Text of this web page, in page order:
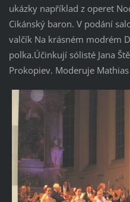
ukázky například z operet
Cikánský baron. V podání
valčík Na krásném modrém
polka.Účinkují sólisté Jana
Prokopiev. Moderuje